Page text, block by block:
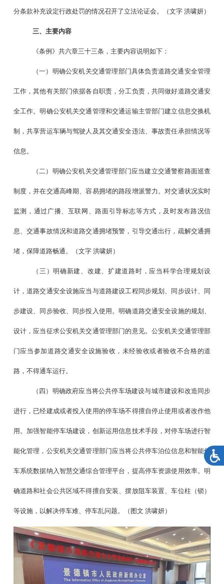
分条款补充设定行政处罚的情况召开了立法论证会。（文字 洪啸妍）
三、主要内容
《条例》共六章三十三条，主要内容说明如下：
（一）明确公安机关交通管理部门具体负责道路交通安全管理
工作，其他有关部门依据各自职责，分工负责，共同做好道路交通安
全工作。明确公安机关交通管理和交通运输主管部门建立信息交换机
制，共享营运车辆与驾驶人及其交通安全违法、事故责任承担情况等
信息。
（二）明确公安机关交通管理部门应当建立交通警察路面巡查
制度，并在交通高峰期、容易拥堵的路段增派警力。对交通状况实时
监测，通过广播、互联网、路面引导标志等方式，及时发布路况信
息、交通事故情况和道路交通拥堵预警，引导交通出行，疏解交通拥
堵，保障道路畅通。（文字 洪啸妍）
（三）明确新建、改建、扩建道路时，应当科学合理规划设
计，道路交通安全设施应当与道路建设工程同步规划、同步设计、同
步建设、同步验收、同步投入使用。明确道路交通安全设施的规划、
设计，应当征求公安机关交通管理部门的意见。公安机关交通管理部
门应当参加道路交通安全设施验收，未经验收或者验收不合格的道
路，不得通车运行。
（四）明确政府应当将公共停车场建设与城市建设和改造同步
进行，已经建成或者投入使用的停车场不得擅自停止使用或者改作他
用。加强智能停车场建设，创新运用信息技术手段，对停车场进行智
能化管理，公安机关交通管理部门应当将公共停车泊位信息和智能停
车系统数据纳入智慧交通综合管理平台，提高停车资源使用效率。明
确道路和社会公共区域不得擅自安装、摆放阻车装置、车位柱（锁）
等设施，以解决停车难、停车乱问题。（图文 洪啸妍）